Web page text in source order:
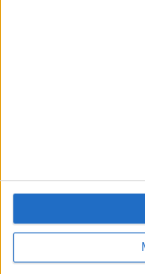
Doctorul Zilei
Infoactual
EVZ Comunicate